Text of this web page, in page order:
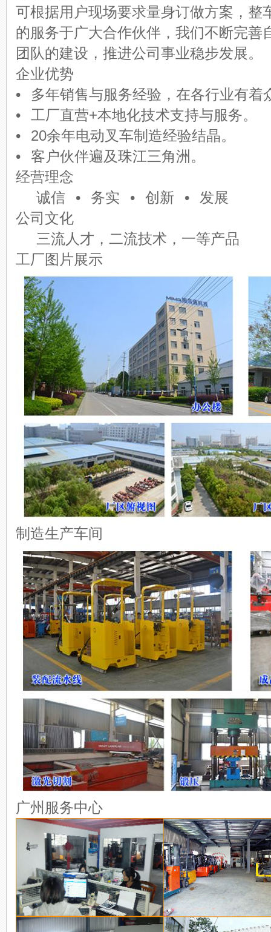
可根据用户现场要求量身订做方案，整
的服务于广大合作伙伴，我们不断完善
团队的建设，推进公司事业稳步发展。
企业优势
• 多年销售与服务经验，在各行业有
• 工厂直营+本地化技术支持与服务。
• 20余年电动叉车制造经验结晶。
• 客户伙伴遍及珠江三角洲。
经营理念
诚信 • 务实 • 创新 • 发展
公司文化
三流人才，二流技术，一等产品
工厂图片展示
制造生产车间
广州服务中心